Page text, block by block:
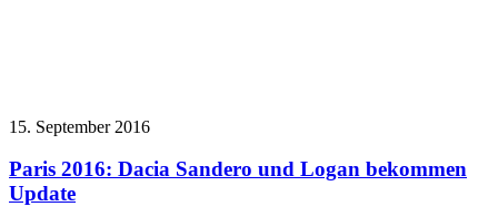
15. September 2016
Paris 2016: Dacia Sandero und Logan bekommen
Update